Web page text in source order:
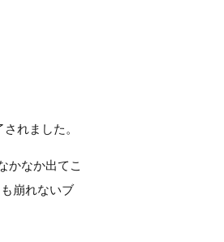
れました。
かなか出てこ
崩れないブ